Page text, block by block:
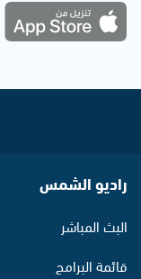
راديو الشمس
البث المباشر
قائمة البرامج